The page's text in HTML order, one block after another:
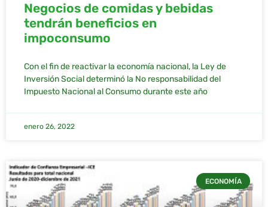
Negocios de comidas y bebidas
tendrán beneficios en
impoconsumo
Con el fin de reactivar la economía nacional, la Ley de
Inversión Social determinó la No responsabilidad del
Impuesto Nacional al Consumo durante este año
enero 26, 2022
ECONOMÍA